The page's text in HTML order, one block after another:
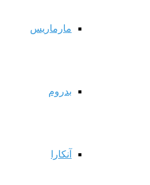
مارماریس
بدروم
آنکارا